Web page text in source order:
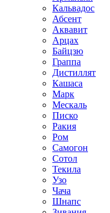
Кальвадос
Абсент
Аквавит
Арцах
Байцзю
Граппа
Дистиллят
Кашаса
Марк
Мескаль
Писко
Ракия
Ром
Самогон
Сотол
Текила
Узо
Чача
Шнапс